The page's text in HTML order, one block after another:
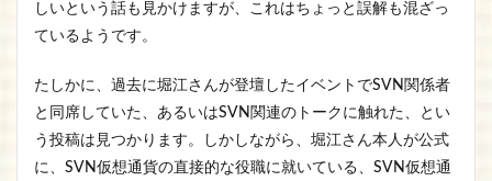
しいという話も見かけますが、これはちょっと誤解も混ざっ
ているようです。
たしかに、過去に堀江さんが登壇したイベントでSVN関係者
と同席していた、あるいはSVN関連のトークに触れた、とい
う投稿は見つかります。しかしながら、堀江さん本人が公式
に、SVN仮想通貨の直接的な役職に就いている、SVN仮想通